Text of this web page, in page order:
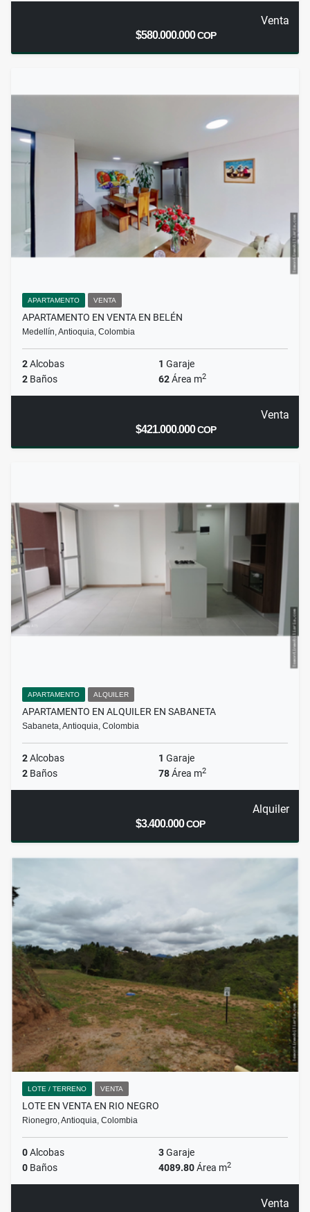
Venta
$580.000.000COP
APARTAMENTO VENTA
APARTAMENTO EN VENTA EN BELÉN
Medellín, Antioquia, Colombia
2Alcobas 1 Garaje
2 Baños 62Área m2
Venta
$421.000.000COP
APARTAMENTO ALQUILER
APARTAMENTO EN ALQUILER EN SABANETA
Sabaneta, Antioquia, Colombia
2Alcobas 1 Garaje
2 Baños 78Área m2
Alquiler
$3.400.000COP
LOTE / TERRENO VENTA
LOTE EN VENTA EN RIO NEGRO
Rionegro, Antioquia, Colombia
0Alcobas 3Garaje
0 Baños 4089.80Área m2
Venta